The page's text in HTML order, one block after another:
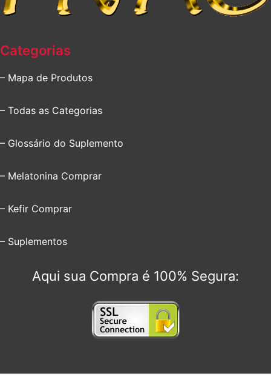
Categorias
– Mapa de Produtos
– Todas as Categorias
– Glossário do Suplemento
– Melatonina Comprar
– Kefir Comprar
– Suplementos
Aqui sua Compra é 100% Segura: